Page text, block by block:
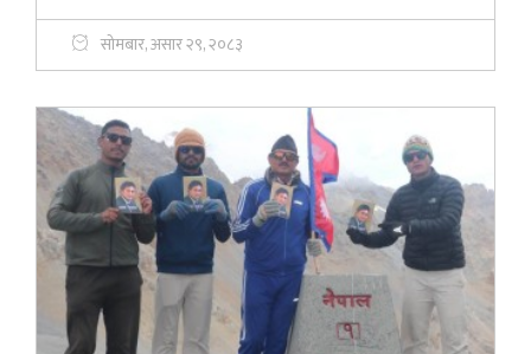
सोमबार, असार २९, २०८३